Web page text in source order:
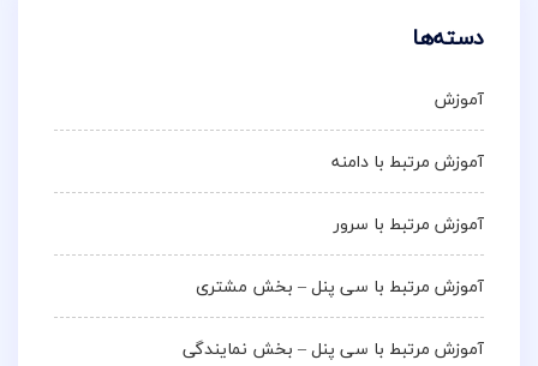
دسته‌ها
آموزش
آموزش مرتبط با دامنه
آموزش مرتبط با سرور
آموزش مرتبط با سی پنل – بخش مشتری
آموزش مرتبط با سی پنل – بخش نمایندگی